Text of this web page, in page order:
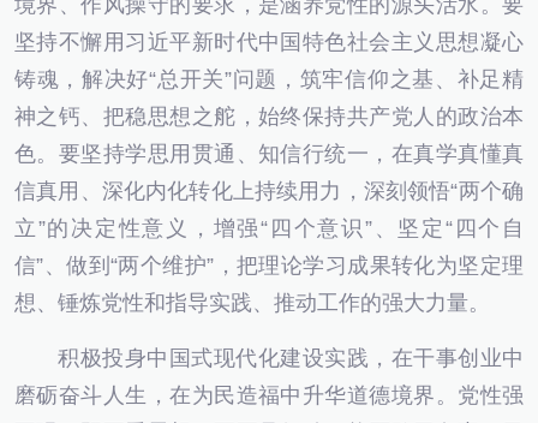
境界、作风操守的要求，是涵养党性的源头活水。要
坚持不懈用习近平新时代中国特色社会主义思想凝心
铸魂，解决好“总开关”问题，筑牢信仰之基、补足精
神之钙、把稳思想之舵，始终保持共产党人的政治本
色。要坚持学思用贯通、知信行统一，在真学真懂真
信真用、深化内化转化上持续用力，深刻领悟“两个确
立”的决定性意义，增强“四个意识”、坚定“四个自
信”、做到“两个维护”，把理论学习成果转化为坚定理
想、锤炼党性和指导实践、推动工作的强大力量。
积极投身中国式现代化建设实践，在干事创业中
磨砺奋斗人生，在为民造福中升华道德境界。党性强